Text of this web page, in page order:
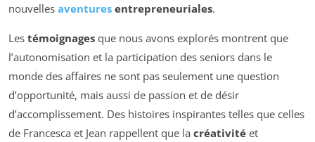
nouvelles aventures entrepreneuriales.
Les témoignages que nous avons explorés montrent que
l’autonomisation et la participation des seniors dans le
monde des affaires ne sont pas seulement une question
d’opportunité, mais aussi de passion et de désir
d’accomplissement. Des histoires inspirantes telles que celles
de Francesca et Jean rappellent que la créativité et